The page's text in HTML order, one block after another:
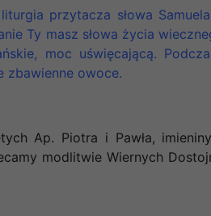
przytacza słowa
Ty masz słowa życia
moc uświęcającą.
zbawienne owoce.
Ap. Piotra i Pawła,
modlitwie Wiernych